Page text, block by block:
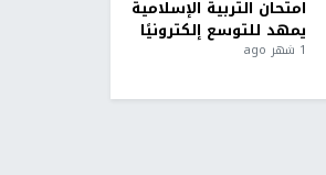
امتحان التربية الإسلامية
يمهد للتوسع إلكترونيًا
1 شهر ago